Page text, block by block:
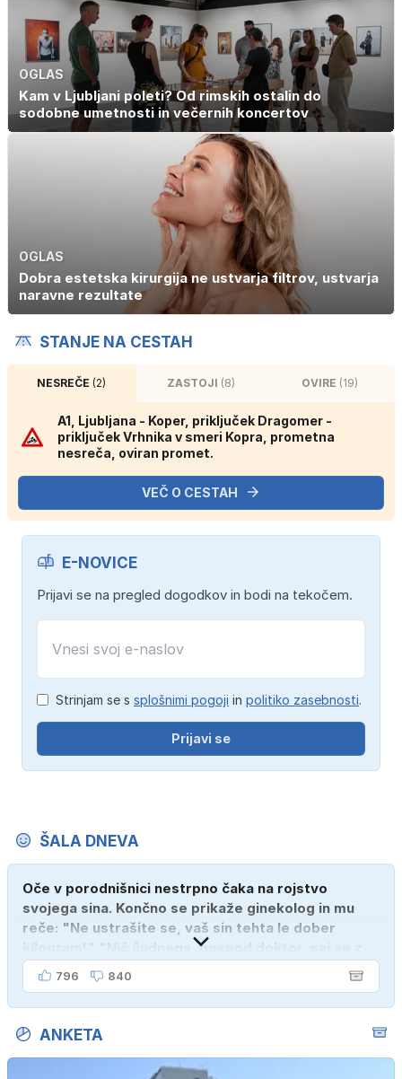
OGLAS
Kam v Ljubljani poleti? Od rimskih ostalin do
sodobne umetnosti in večernih koncertov
OGLAS
Dobra estetska kirurgija ne ustvarja filtrov, ustvarja
naravne rezultate
STANJE NA CESTAH
NESREČE(2) ZASTOJI (8) OVIRE (19)
A1, Ljubljana - Koper, priključek Dragomer -
priključek Vrhnika v smeri Kopra, prometna
nesreča, oviran promet.
VEČ O CESTAH
E-NOVICE
Prijavi se na pregled dogodkov in bodi na tekočem.
Strinjam se s splošnimi pogoji in politiko zasebnosti.
Prijavi se
ŠALA DNEVA
Oče v porodnišnici nestrpno čaka na rojstvo
svojega sina. Končno se prikaže ginekolog in mu
reče: "Ne ustrašite se, vaš sin tehta le dober
kilogram!" "Nič čudnega, gospod doktor, saj se z
ženo poznava šele tri mesece."
796 840
ANKETA